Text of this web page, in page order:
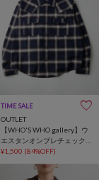
TIME SALE
OUTLET
【WHO'S WHO gallery】ウ
エスタンオンブレチェック
シャツ
¥1,500 (84%OFF)